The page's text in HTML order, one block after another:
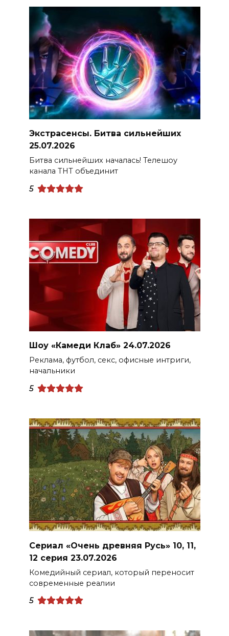
Экстрасенсы. Битва сильнейших
25.07.2026
Битва сильнейших началась! Телешоу
канала ТНТ объединит
5
Шоу «Камеди Клаб» 24.07.2026
Реклама, футбол, секс, офисные интриги,
начальники
5
Сериал «Очень древняя Русь» 10, 11,
12 серия 23.07.2026
Комедийный сериал, который переносит
современные реалии
5